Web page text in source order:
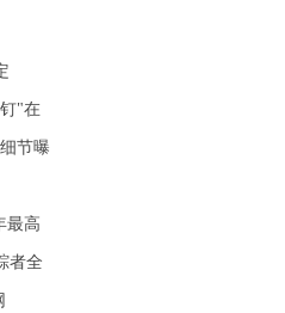
"在
节曝
最高
者全